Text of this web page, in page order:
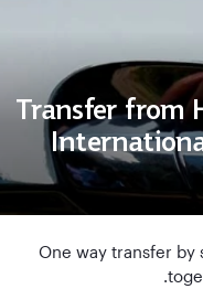
Transfer from
One way transfer by